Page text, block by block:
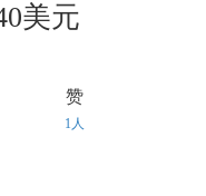
美元
赞
1人